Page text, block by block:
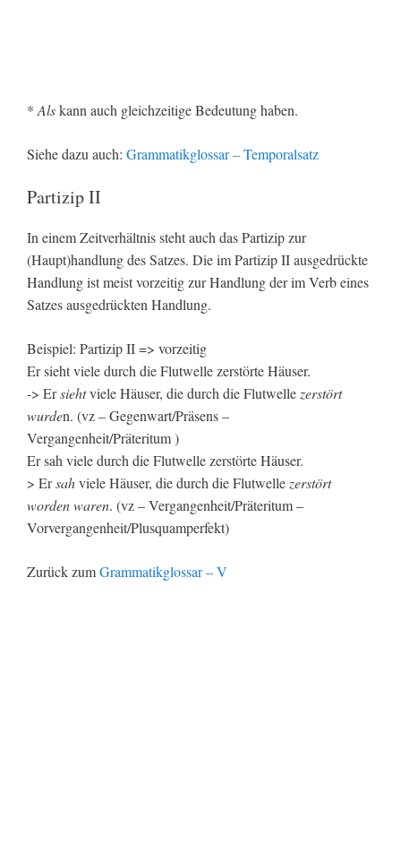
* Alskann auch gleichzeitige Bedeutung haben.
Siehe dazu auch: Grammatikglossar – Temporalsatz
Partizip II
In einem Zeitverhältnis steht auch das Partizip zur
(Haupt)handlung des Satzes. Die im Partizip II ausgedrückte
Handlung ist meist vorzeitig zur Handlung der im Verb eines
Satzes ausgedrückten Handlung.
Beispiel: Partizip II => vorzeitig
Er sieht viele durch die Flutwelle zerstörte Häuser.
-> Ersiehtviele Häuser, die durch die Flutwelle zerstört
wurden. (vz – Gegenwart/Präsens –
Vergangenheit/Präteritum )
Er sah viele durch die Flutwelle zerstörte Häuser.
> Ersahviele Häuser, die durch die Flutwelle zerstört
worden waren. (vz – Vergangenheit/Präteritum –
Vorvergangenheit/Plusquamperfekt)
Zurück zumGrammatikglossar – V